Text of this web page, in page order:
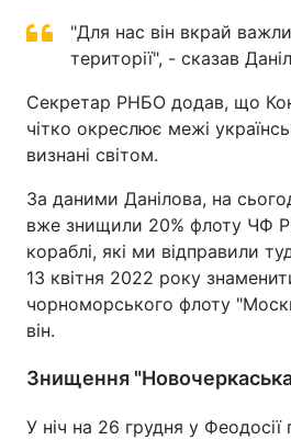
"Для нас він вкрай
території", - сказав
Секретар РНБО додав, що
чітко окреслює межі
визнані світом.
За даними Данілова, на
вже знищили 20% флоту ЧФ
кораблі, які ми відправили
13 квітня 2022 року
чорноморського флоту
він.
Знищення
У ніч на 26 грудня у